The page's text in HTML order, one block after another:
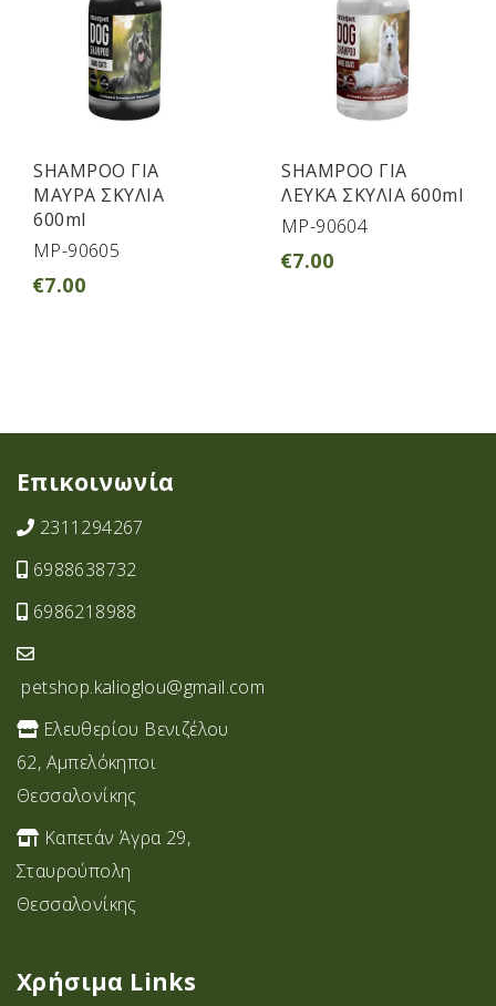
SHAMPOO ΓΙΑ
ΜΑΥΡΑ ΣΚΥΛΙΑ
600ml
MP-90605
€7.00
SHAMPOO ΓΙΑ
ΛΕΥΚΑ ΣΚΥΛΙΑ 600ml
MP-90604
€7.00
Επικοινωνία
2311294267
6988638732
6986218988
petshop.kalioglou@gmail.com
Ελευθερίου Βενιζέλου
62, Αμπελόκηποι
Θεσσαλονίκης
Καπετάν Άγρα 29,
Σταυρoύπολη
Θεσσαλονίκης
Χρήσιμα Links